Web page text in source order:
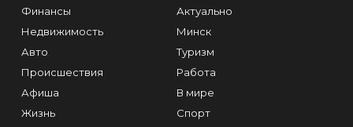
Финансы
Недвижимость
Авто
Происшествия
Афиша
Жизнь
Актуально
Минск
Туризм
Работа
В мире
Спорт